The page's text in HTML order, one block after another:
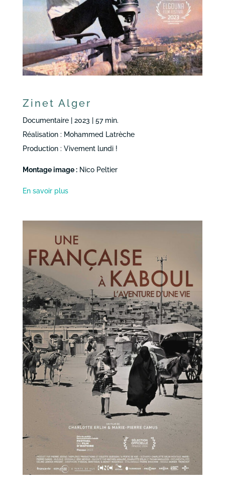
Zinet Alger
Documentaire | 2023 | 57 min.
Réalisation : Mohammed Latrèche
Production : Vivement lundi !
Montage image :Nico Peltier
En savoir plus